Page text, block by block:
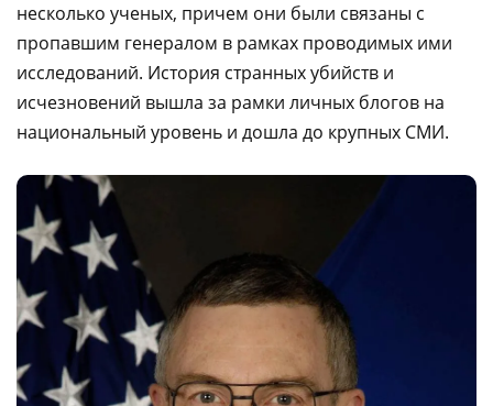
несколько ученых, причем они были связаны с
пропавшим генералом в рамках проводимых ими
исследований. История странных убийств и
исчезновений вышла за рамки личных блогов на
национальный уровень и дошла до крупных СМИ.